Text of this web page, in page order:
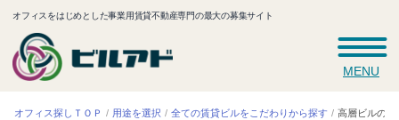
オフィスをはじめとした事業用賃貸不動産専門の最大の募集サイト
MENU
オフィス探しＴＯＰ 用途を選択 全ての賃貸ビルをこだわりから探す 高層ビルの